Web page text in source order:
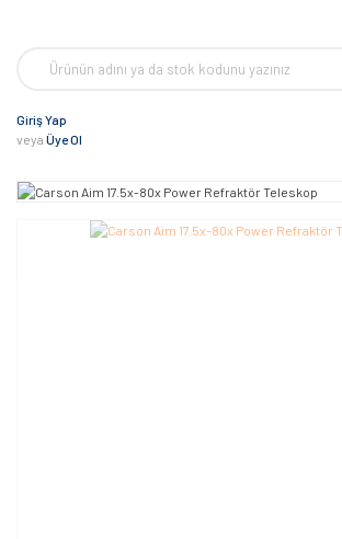
Giriş Yap
veya Üye Ol